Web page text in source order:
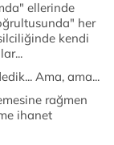
ellerinde
her
kendi
Ama, ama...
rağmen
ihanet